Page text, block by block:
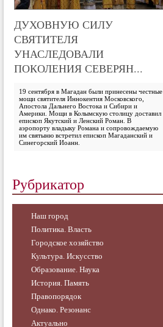
ДУХОВНУЮ СИЛУ
СВЯТИТЕЛЯ
УНАСЛЕДОВАЛИ
ПОКОЛЕНИЯ СЕВЕРЯН...
19 сентября в Магадан были принесены честные
мощи святителя Иннокентия Московского,
Апостола Дальнего Востока и Сибири и
Америки. Мощи в Колымскую столицу доставил
епископ Якутский и Ленский Роман. В
аэропорту владыку Романа и сопровождаемую
им святыню встретил епископ Магаданский и
Синегорский Иоанн.
Рубрикатор
Наш город
Политика. Власть
Городское хозяйство
Культура. Искусство
Образование. Наука
История. Память
Правопорядок
Однако. Резонанс
Актуально